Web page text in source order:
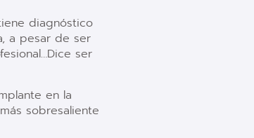
diagnóstico
a pesar de ser
ser
en la
sobresaliente